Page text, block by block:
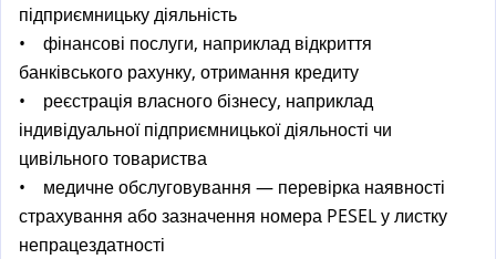
підприємницьку діяльність
• фінансові послуги, наприклад відкриття
банківського рахунку, отримання кредиту
• реєстрація власного бізнесу, наприклад
індивідуальної підприємницької діяльності чи
цивільного товариства
• медичне обслуговування — перевірка наявності
страхування або зазначення номера PESEL у листку
непрацездатності